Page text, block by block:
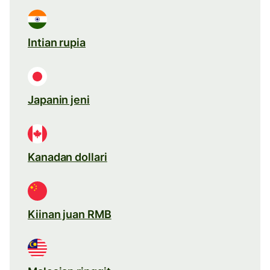
Intian rupia
Japanin jeni
Kanadan dollari
Kiinan juan RMB